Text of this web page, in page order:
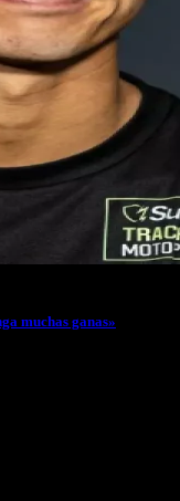
muchas ganas»